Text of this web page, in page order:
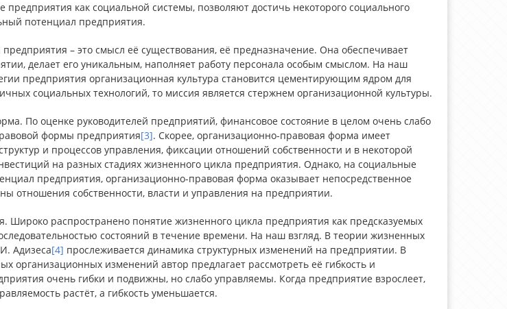
как социальной системы, позволяют достичь некоторого социального
потенциал предприятия.
– это смысл её существования, её предназначение. Она обеспечивает
делает его уникальным, наполняет работу персонала особым смыслом. На наш
предприятия организационная культура становится цементирующим ядром для
социальных технологий, то миссия является стержнем организационной культуры.
По оценке руководителей предприятий, финансовое состояние в целом очень слабо
формы предприятия[3]. Скорее, организационно-правовая форма имеет
и процессов управления, фиксации отношений собственности и в некоторой
на разных стадиях жизненного цикла предприятия. Однако, на социальные
предприятия, организационно-правовая форма оказывает непосредственное
отношения собственности, власти и управления на предприятии.
распространено понятие жизненного цикла предприятия как предсказуемых
состояний в течение времени. На наш взгляд. В теории жизненных
Адизеса[4] прослеживается динамика структурных изменений на предприятии. В
организационных изменений автор предлагает рассмотреть её гибкость и
очень гибки и подвижны, но слабо управляемы. Когда предприятие взрослеет,
растёт, а гибкость уменьшается.